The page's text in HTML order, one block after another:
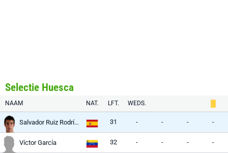
Selectie Huesca
NAAM NAT. LFT. WEDS.
Salvador Ruiz Rodríguez 31 - - - -
Víctor García 32 - - - -